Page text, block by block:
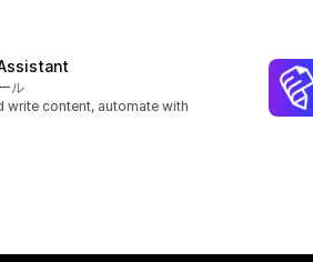
ル
write content, automate with